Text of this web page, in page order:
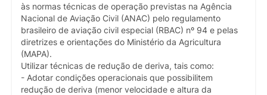
às normas técnicas de operação previstas na Agência
Nacional de Aviação Civil (ANAC) pelo regulamento
brasileiro de aviação civil especial (RBAC) nº 94 e pelas
diretrizes e orientações do Ministério da Agricultura
(MAPA).
Utilizar técnicas de redução de deriva, tais como:
- Adotar condições operacionais que possibilitem
redução de deriva (menor velocidade e altura da